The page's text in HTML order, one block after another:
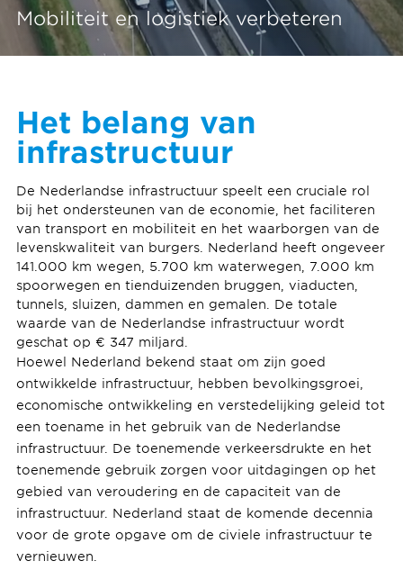
Mobiliteit en logistiek verbeteren
Het belang van
infrastructuur
De Nederlandse infrastructuur speelt een cruciale rol
bij het ondersteunen van de economie, het faciliteren
van transport en mobiliteit en het waarborgen van de
levenskwaliteit van burgers. Nederland heeft ongeveer
141.000 km wegen, 5.700 km waterwegen, 7.000 km
spoorwegen en tienduizenden bruggen, viaducten,
tunnels, sluizen, dammen en gemalen. De totale
waarde van de Nederlandse infrastructuur wordt
geschat op € 347 miljard.
Hoewel Nederland bekend staat om zijn goed
ontwikkelde infrastructuur, hebben bevolkingsgroei,
economische ontwikkeling en verstedelijking geleid tot
een toename in het gebruik van de Nederlandse
infrastructuur. De toenemende verkeersdrukte en het
toenemende gebruik zorgen voor uitdagingen op het
gebied van veroudering en de capaciteit van de
infrastructuur. Nederland staat de komende decennia
voor de grote opgave om de civiele infrastructuur te
vernieuwen.